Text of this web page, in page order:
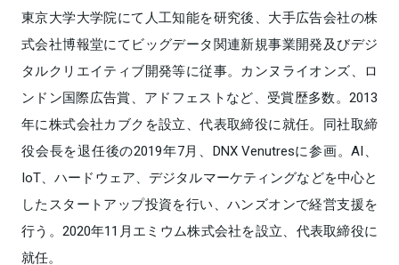
東京大学大学院にて人工知能を研究後、大手広告会社の株
式会社博報堂にてビッグデータ関連新規事業開発及びデジ
タルクリエイティブ開発等に従事。カンヌライオンズ、ロ
ンドン国際広告賞、アドフェストなど、受賞歴多数。2013
年に株式会社カブクを設立、代表取締役に就任。同社取締
役会長を退任後の2019年7月、DNX Venutresに参画。AI、
IoT、ハードウェア、デジタルマーケティングなどを中心と
したスタートアップ投資を行い、ハンズオンで経営支援を
行う。2020年11月エミウム株式会社を設立、代表取締役に
就任。